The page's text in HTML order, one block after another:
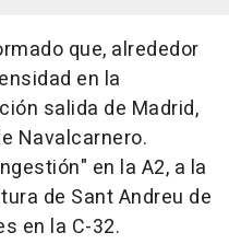
que, alrededor
en la
salida de Madrid,
Navalcarnero.
en la A2, a la
de Sant Andreu de
en la C-32.